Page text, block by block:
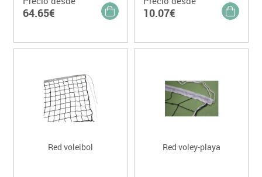
64.65€ 10.07€
Red voleibol Red voley-playa